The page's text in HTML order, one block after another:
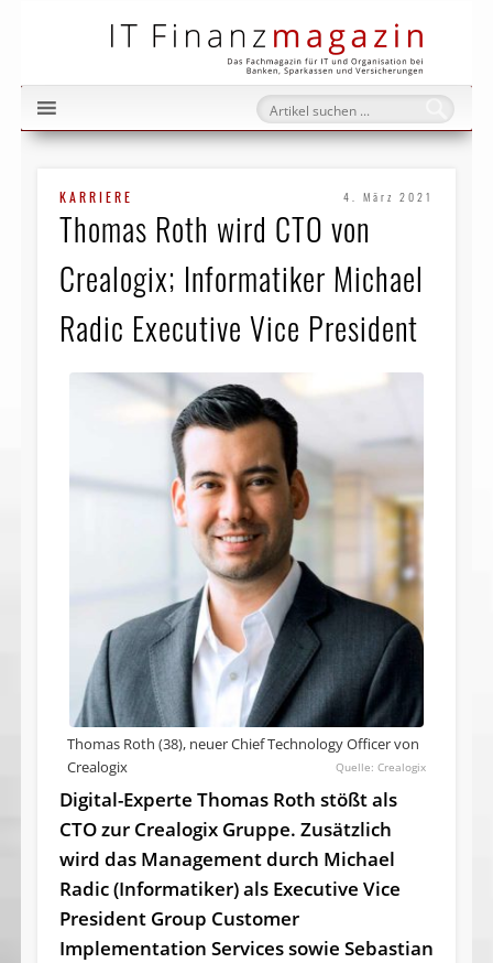
KARRIERE 4. März 2021
Thomas Roth wird CTO von
Crealogix; Informatiker Michael
Radic Executive Vice President
Thomas Roth (38), neuer Chief Technology Officer von
Crealogix
Crealogix
Digital-Experte Thomas Roth stößt als
CTO zur Crealogix Gruppe. Zusätzlich
wird das Management durch Michael
Radic (Informatiker) als Executive Vice
President Group Customer
Implementation Services sowie Sebastian